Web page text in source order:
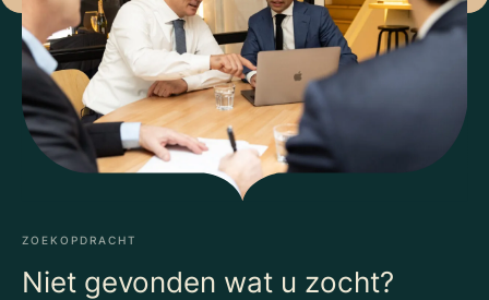
ZOEKOPDRACHT
Niet gevonden wat u zocht?